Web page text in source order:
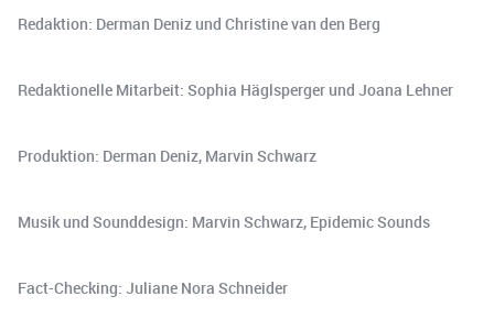
Redaktion: Derman Deniz und Christine van den Berg
Redaktionelle Mitarbeit: Sophia Häglsperger und Joana Lehner
Produktion: Derman Deniz, Marvin Schwarz
Musik und Sounddesign: Marvin Schwarz, Epidemic Sounds
Fact-Checking: Juliane Nora Schneider